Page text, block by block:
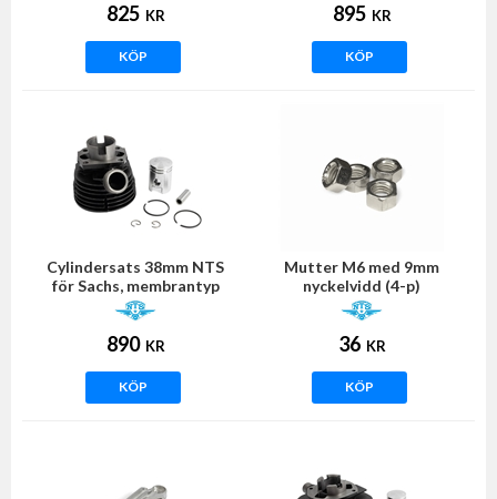
825 KR
KÖP
895 KR
KÖP
Cylindersats 38mm NTS
för Sachs, membrantyp
Ø=114x103mm
890 KR
KÖP
Mutter M6 med 9mm
nyckelvidd (4-p)
36 KR
KÖP